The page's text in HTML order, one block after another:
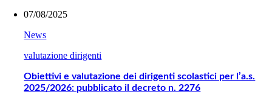
07/08/2025
News
valutazione dirigenti
Obiettivi e valutazione dei dirigenti scolastici per l’a.s.
2025/2026: pubblicato il decreto n. 2276